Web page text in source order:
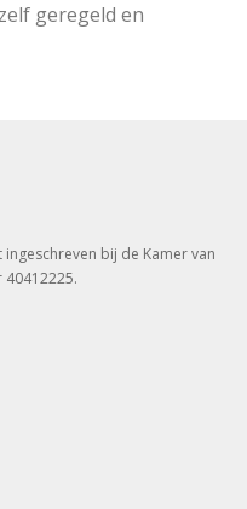
geregeld en
bij de Kamer van